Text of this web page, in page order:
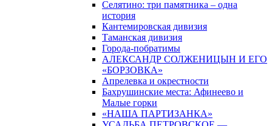
Селятино: три памятника – одна
история
Кантемировская дивизия
Таманская дивизия
Города-побратимы
АЛЕКСАНДР СОЛЖЕНИЦЫН И ЕГО
«БОРЗОВКА»
Апрелевка и окрестности
Бахрушинские места: Афинеево и
Малые горки
«НАША ПАРТИЗАНКА»